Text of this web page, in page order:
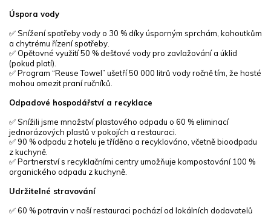
Úspora vody
✅ Snížení spotřeby vody o 30 % díky úsporným sprchám, kohoutkům
a chytrému řízení spotřeby.
✅ Opětovné využití 50 % dešťové vody pro zavlažování a úklid
(pokud platí).
✅ Program “Reuse Towel” ušetří 50 000 litrů vody ročně tím, že hosté
mohou omezit praní ručníků.
Odpadové hospodářství a recyklace
✅ Snížili jsme množství plastového odpadu o 60 % eliminací
jednorázových plastů v pokojích a restauraci.
✅ 90 % odpadu z hotelu je tříděno a recyklováno, včetně bioodpadu
z kuchyně.
✅ Partnerství s recyklačními centry umožňuje kompostování 100 %
organického odpadu z kuchyně.
Udržitelné stravování
✅ 60 % potravin v naší restauraci pochází od lokálních dodavatelů